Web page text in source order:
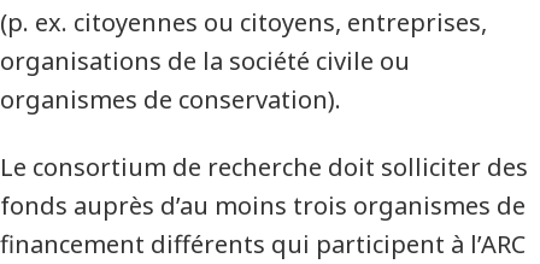
(p. ex. citoyennes ou citoyens, entreprises,
organisations de la société civile ou
organismes de conservation).
Le consortium de recherche doit solliciter des
fonds auprès d’au moins trois organismes de
financement différents qui participent à l’ARC